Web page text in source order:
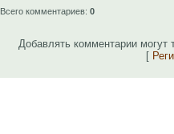
Всего комментариев: 0
Добавлять комментарии могут
[